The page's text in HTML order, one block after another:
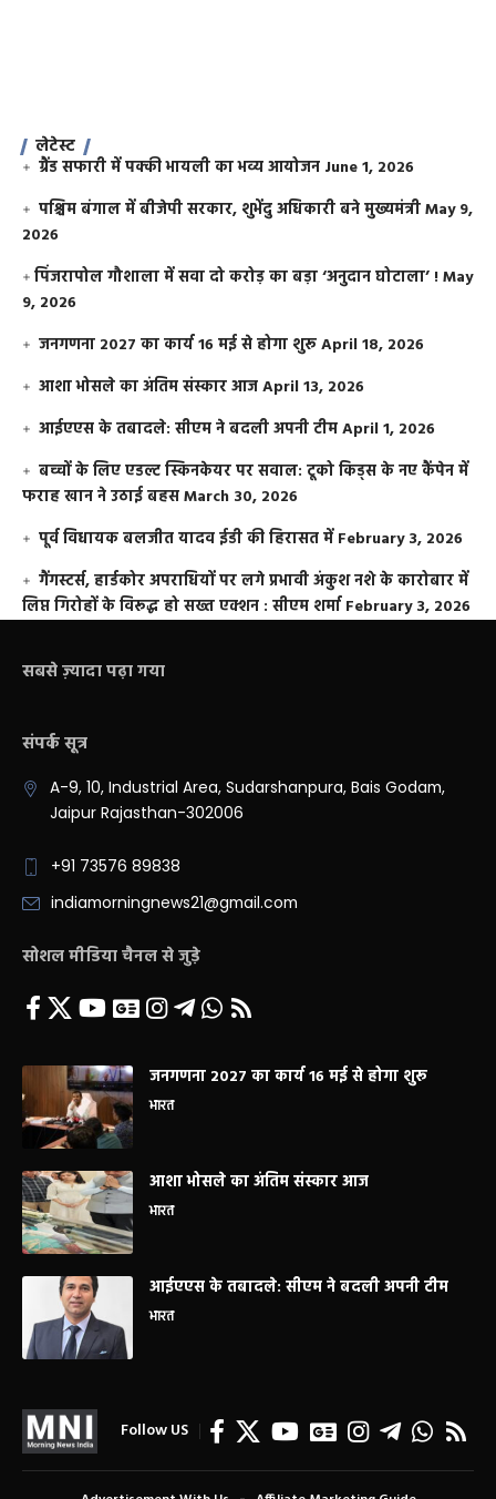
लेटेस्ट
ग्रैंड सफारी में पक्की भायली का भव्य आयोजन June 1, 2026
पश्चिम बंगाल में बीजेपी सरकार, शुभेंदु अधिकारी बने मुख्यमंत्रीMay 9,
2026
​पिंजरापोल गौशाला में सवा दो करोड़ का बड़ा ‘अनुदान घोटाला’ !May
9, 2026
जनगणना 2027 का कार्य 16 मई से होगा शुरूApril 18, 2026
आशा भोसले का अंतिम संस्कार आजApril 13, 2026
आईएएस के तबादले: सीएम ने बदली अपनी टीमApril 1, 2026
बच्चों के लिए एडल्ट स्किनकेयर पर सवाल: टूको किड्स के नए कैंपेन में
फराह खान ने उठाई बहसMarch 30, 2026
पूर्व विधायक बलजीत यादव ईडी की हिरासत में February 3, 2026
गैंगस्टर्स, हार्डकोर अपराधियों पर लगे प्रभावी अंकुश नशे के कारोबार में
लिप्त गिरोहों के विरूद्ध हो सख्त एक्शन : सीएम शर्मा February 3, 2026
सबसे ज़्यादा पढ़ा गया
संपर्क सूत्र
A-9, 10, Industrial Area, Sudarshanpura, Bais Godam,
Jaipur Rajasthan-302006
+91 73576 89838
indiamorningnews21@gmail.com
सोशल मीडिया चैनल से जुड़े
जनगणना 2027 का कार्य 16 मई से होगा शुरू
भारत
आशा भोसले का अंतिम संस्कार आज
भारत
आईएएस के तबादले: सीएम ने बदली अपनी टीम
भारत
Follow US